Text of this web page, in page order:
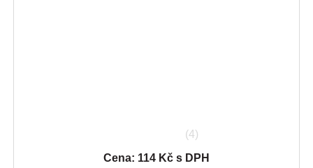
(4)
Cena: 114 Kč s DPH